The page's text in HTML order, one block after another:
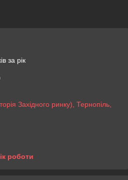
за рік
Західного ринку), Тернопіль,
роботи